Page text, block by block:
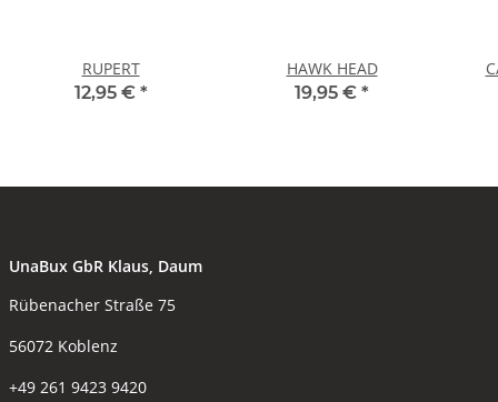
RUPERT
12,95 € *
HAWK HEAD
19,95 € *
UnaBux GbR Klaus, Daum
Rübenacher Straße 75
56072 Koblenz
+49 261 9423 9420